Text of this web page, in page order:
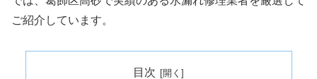
ご紹介しています。
目次